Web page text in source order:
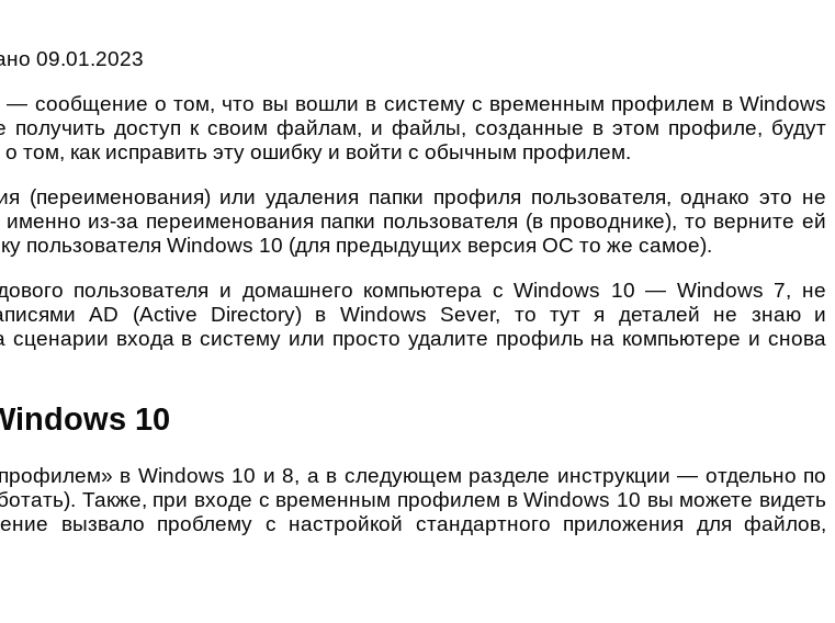
09.01.2023
— сообщение о том, что вы вошли в систему с временным профилем в Windows
доступ к своим файлам, и файлы, созданные в этом профиле, будут
том, как исправить эту ошибку и войти с обычным профилем.
(переименования) или удаления папки профиля пользователя, однако это не
из-за переименования папки пользователя (в проводнике), то верните ей
пользователя Windows 10 (для предыдущих версия ОС то же самое).
пользователя и домашнего компьютера с Windows 10 — Windows 7, не
AD (Active Directory) в Windows Sever, то тут я деталей не знаю и
входа в систему или просто удалите профиль на компьютере и снова
10
в Windows 10 и 8, а в следующем разделе инструкции — отдельно по
Также, при входе с временным профилем в Windows 10 вы можете видеть
вызвало проблему с настройкой стандартного приложения для файлов,